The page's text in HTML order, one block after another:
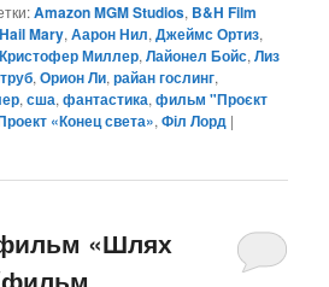
Amazon MGM Studios, B&H Film
Mary,Аарон Нил,Джеймс Ортиз,
Кристофер Миллер,Лайонел Бойс,Лиз
,Орион Ли,райан гослинг,
,сша,фантастика,фильм "Проєкт
«Конец света»,Філ Лорд |
«Шлях